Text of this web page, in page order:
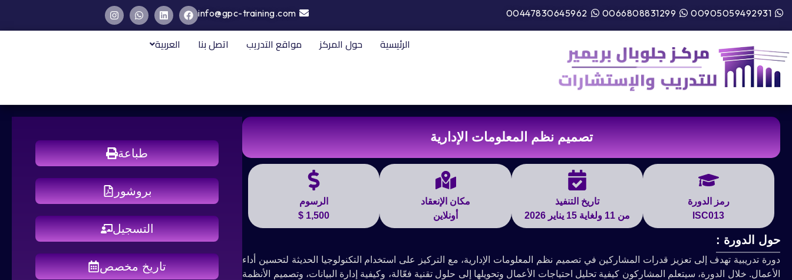
00905059492931
0066808831299
00447830645962
info@gpc-training.com
الرئيسية حول المركز مواقع التدريب اتصل بنا العربية
تصميم نظم المعلومات الإدارية
رمز الدورة
ISC013
تاريخ التنفيذ
من 11 ولغاية 15 يناير 2026
مكان الإنعقاد
أونلاين
الرسوم
1,500 $
حول الدورة :
دورة تدريبية تهدف إلى تعزيز قدرات المشاركين في تصميم نظم المعلومات الإدارية، مع التركيز على استخدام التكنولوجيا الحديثة لتحسين أداء
الأعمال. خلال الدورة، سيتعلم المشاركون كيفية تحليل احتياجات الأعمال وتحويلها إلى حلول تقنية فعّالة، وكيفية إدارة البيانات، وتصميم الأنظمة
طباعة
بروشور
التسجيل
تاريخ مخصص